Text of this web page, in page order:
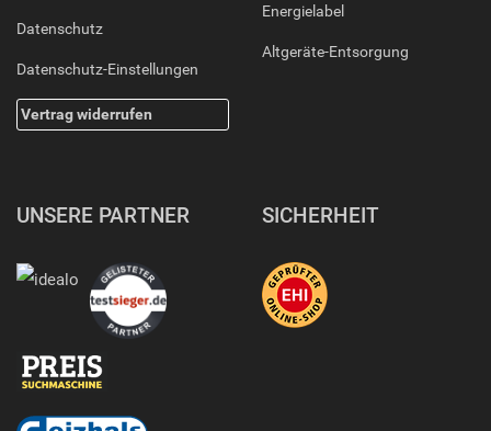
Datenschutz
Datenschutz-Einstellungen
Vertrag widerrufen
Energielabel
Altgeräte-Entsorgung
UNSERE PARTNER SICHERHEIT